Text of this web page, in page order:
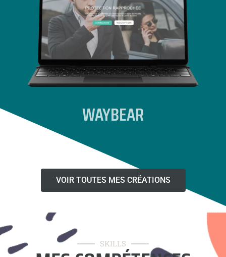
WAYBEAR
VOIR TOUTES MES CRÉATIONS
SKILLS